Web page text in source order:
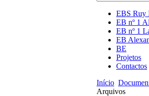
EBS Ruy
EB nº 1
EB nº 1
EB
BE
Projetos
Contactos
Início
Arquivos